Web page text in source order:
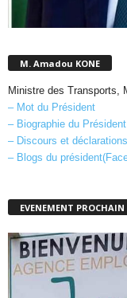
M. Amadou KONE
Ministre des Transports,
– Mot du Président
– Biographie du Président
– Discours et déclarations
– Blogs du
EVENEMENT PROCHAIN